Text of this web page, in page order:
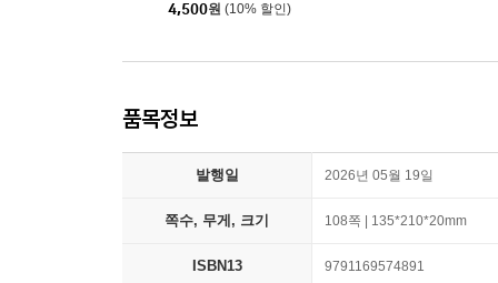
4,500원 (10% 할인)
품목정보
발행일 2026년 05월 19일
쪽수, 무게, 크기 108쪽 | 135*210*20mm
ISBN13 9791169574891